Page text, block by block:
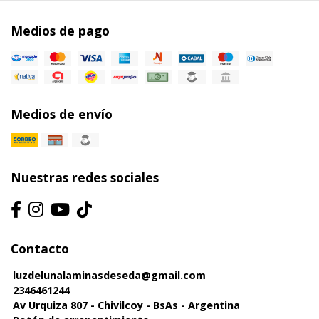
Medios de pago
Medios de envío
Nuestras redes sociales
Contacto
luzdelunalaminasdeseda@gmail.com
2346461244
Av Urquiza 807 - Chivilcoy - BsAs - Argentina